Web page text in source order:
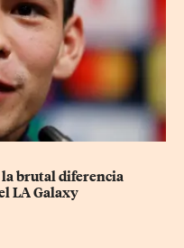
la brutal diferencia
LA Galaxy